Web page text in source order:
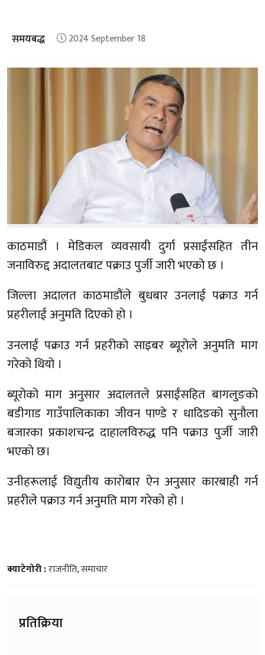
समयबद्ध 2024 September 18
काठमाडौं । मेडिकल व्यवसायी दुर्गा प्रसाईंसहित तीन
जनाविरुद्द अदालतबाट पक्राउ पुर्जी जारी भएको छ ।
जिल्ला अदालत काठमाडौंले बुधबार उनलाई पक्राउ गर्न
प्रहरीलाई अनुमति दिएको हो ।
उनलाई पक्राउ गर्न प्रहरीको साइबर ब्यूरोले अनुमति माग
गरेको थियो ।
ब्यूरोको माग अनुसार अदालतले प्रसाईंसहित बागलुङको
बडीगाड गाउँपालिकाका जीवन पाण्डे र धादिङको सुनौला
बजारका प्रकाशचन्द्र दाहालविरुद्ध पनि पक्राउ पुर्जी जारी
भएको छ।
उनीहरूलाई विद्युतीय कारोबार ऐन अनुसार कारबाही गर्न
प्रहरीले पक्राउ गर्न अनुमति माग गरेको हो ।
क्याटेगोरी :राजनीति,समाचार
प्रतिक्रिया